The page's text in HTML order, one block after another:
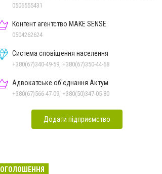
Дон.обл.
0506555431
Контент агентство MAKE SENSE
0504262624
Система сповіщення населення
+380(67)340-49-59, +380(67)350-44-68
Адвокатське об'єднання Актум
+380(67)566-47-09, +380(50)347-05-80
Додати підприємство
ОГОЛОШЕННЯ